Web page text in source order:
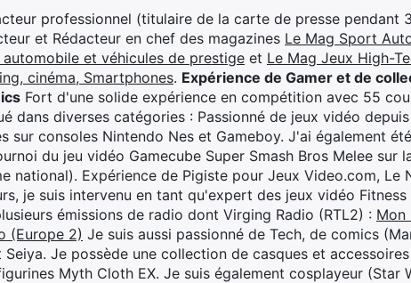
professionnel (titulaire de la carte de presse pendant
et Rédacteur en chef des magazines Le Mag Sport
et véhicules de prestige et Le Mag Jeux High-
cinéma, Smartphones. Expérience de Gamer et de
Fort d'une solide expérience en compétition avec 55
dans diverses catégories : Passionné de jeux vidéo
sur consoles Nintendo Nes et Gameboy. J'ai également
du jeu vidéo Gamecube Super Smash Bros Melee sur
national). Expérience de Pigiste pour Jeux Video.com, Le
je suis intervenu en tant qu'expert des jeux vidéo
émissions de radio dont Virging Radio (RTL2) : Mon
(Europe 2) Je suis aussi passionné de Tech, de comics
Seiya. Je possède une collection de casques et
Myth Cloth EX. Je suis également cosplayeur (Star